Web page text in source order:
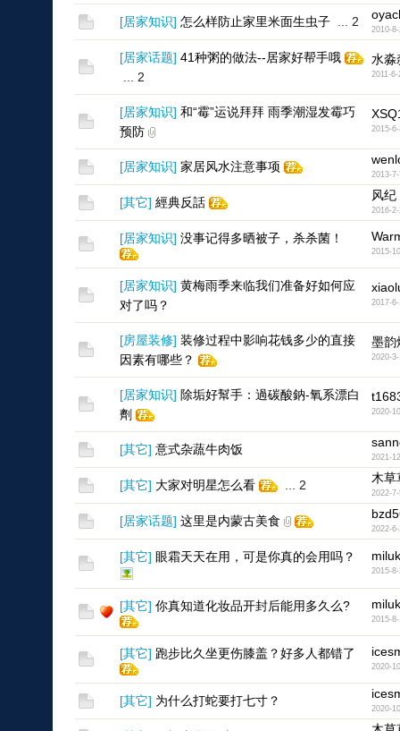
[居家知识] 怎么样防止家里米面生虫子 2
2010-
[居家话题] 41种粥的做法--居家好帮手哦
2
水淼
2011-6-
[居家知识] 和“霉”运说拜拜 雨季潮湿发霉巧
预防
2015-
[居家知识] 家居风水注意事项
2013-7-
[其它] 經典反話 风纪
2016-
[居家知识] 没事记得多晒被子，杀杀菌！
2015-
[居家知识] 黄梅雨季来临我们准备好如何应
对了吗？
2017-
[房屋装修] 装修过程中影响花钱多少的直接
因素有哪些？
墨韵
2020-
[居家知识] 除垢好幫手：過碳酸鈉-氧系漂白
劑
2020-
[其它] 意式杂蔬牛肉饭
2021-
[其它] 大家对明星怎么看 2 木草
2022-7-
[居家话题] 这里是内蒙古美食
2022-
[其它] 眼霜天天在用，可是你真的会用吗？
2015-
[其它] 你真知道化妆品开封后能用多久么?
2015-
[其它] 跑步比久坐更伤膝盖？好多人都错了
2020-
[其它] 为什么打蛇要打七寸？
2020-